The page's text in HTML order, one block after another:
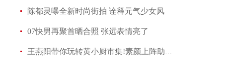
陈都灵曝全新时尚街拍 诠释元气少女风
07快男再聚首晒合照 张远表情亮了
王燕阳带你玩转黄小厨市集!素颜上阵助力嫣然天使